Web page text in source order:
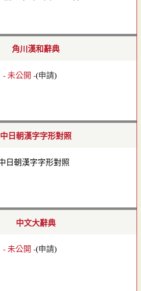
角川漢和辭典
- 未公開 -(申請)
中日朝漢字字形對照
中文大辭典
- 未公開 -(申請)